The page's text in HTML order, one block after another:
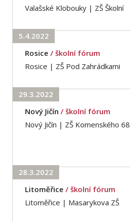
Valašské Klobouky | ZŠ Školní
5.4.2022
Rosice / školní fórum
Rosice | ZŠ Pod Zahrádkami
29.3.2022
Nový Jičín / školní fórum
Nový Jičín | ZŠ Komenského 68
28.3.2022
Litoměřice / školní fórum
Litoměřice | Masarykova ZŠ